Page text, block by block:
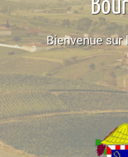
générale
Bienvenue sur